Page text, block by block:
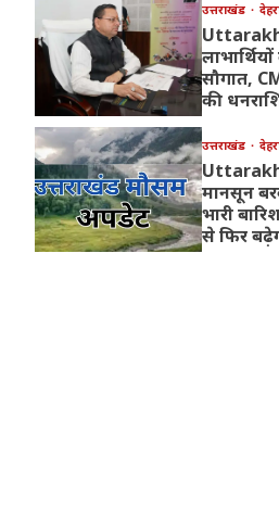
उत्तराखंड
सौगात,
की
उत्तराखंड
मानसून
भारी
से फिर